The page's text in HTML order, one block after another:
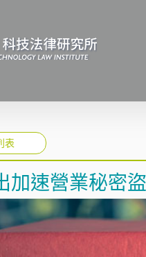
表
加速營業秘密